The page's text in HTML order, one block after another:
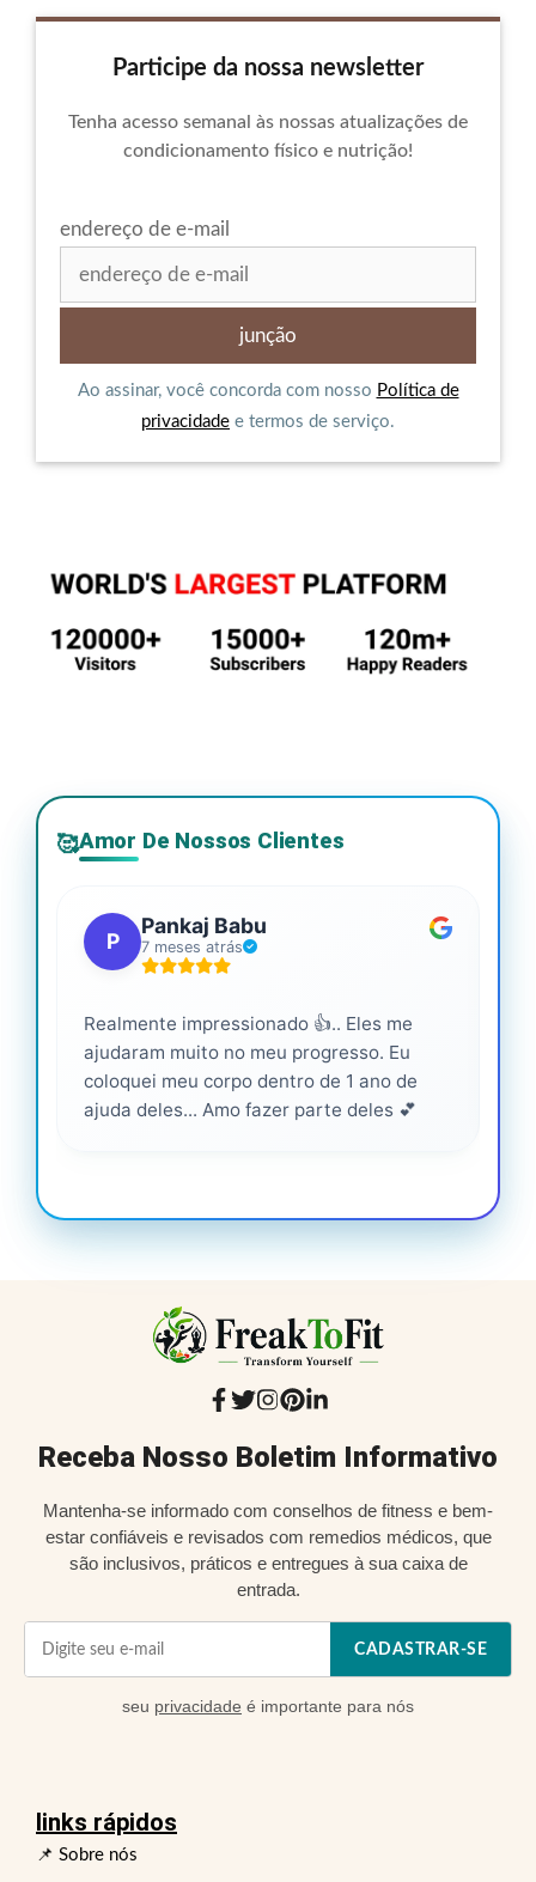
Participe da nossa newsletter
Tenha acesso semanal às nossas atualizações de
condicionamento físico e nutrição!
endereço de e-mail
Ao assinar, você concorda com nosso Política de
privacidade e termos de serviço.
🥰Amor De Nossos Clientes
P
Pankaj Babu
7 meses atrás
Realmente impressionado 👍.. Eles me
ajudaram muito no meu progresso. Eu
coloquei meu corpo dentro de 1 ano de
ajuda deles... Amo fazer parte deles 💕
Receba Nosso Boletim Informativo
Mantenha-se informado com conselhos de fitness e bem-
estar confiáveis e revisados com remedios médicos, que
são inclusivos, práticos e entregues à sua caixa de
entrada.
CADASTRAR-SE
seu privacidade é importante para nós
links rápidos
📌 Sobre nós